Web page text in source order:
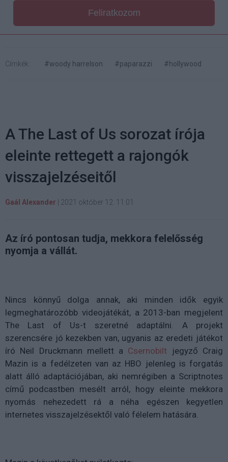
Feliratkozom
Címkék: #woody harrelson #paparazzi #hollywood
A The Last of Us sorozat írója
eleinte rettegett a rajongók
visszajelzéseitől
Gaál Alexander 2021 október 12. 11:01
Az író pontosan tudja, mekkora felelősség
nyomja a vállát.
Nincs könnyű dolga annak, aki minden idők egyik
legmeghatározóbb videojátékát, a 2013-ban megjelent
The Last of Us-t szeretné adaptálni. A projekt
szerencsére jó kezekben van, ugyanis az eredeti játékot
író Neil Druckmann mellett a Csernobilt jegyző Craig
Mazin is a fedélzeten van az HBO jelenleg is forgatás
alatt álló adaptációjában, aki nemrégiben a Scriptnotes
című podcastben mesélt arról, hogy eleinte mekkora
nyomás nehezedett rá a néha egészen kegyetlen
internetes visszajelzésektől való félelem hatására.